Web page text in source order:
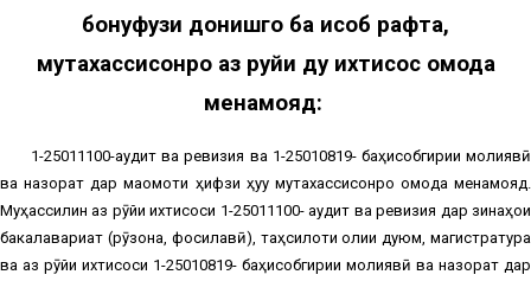
бонуфузи донишгоҳ ба ҳисоб рафта,
мутахассисонро аз руйи ду ихтисос омода
менамояд:
1-25011100-аудит ва ревизия ва 1-25010819- баҳисобгирии молиявӣ
ва назорат дар мақомоти ҳифзи ҳуқуқ мутахассисонро омода менамояд.
Муҳассилин аз рӯйи ихтисоси 1-25011100- аудит ва ревизия дар зинаҳои
бакалавариат (рӯзона, фосилавӣ), таҳсилоти олии дуюм, магистратура
ва аз рӯйи ихтисоси 1-25010819- баҳисобгирии молиявӣ ва назорат дар